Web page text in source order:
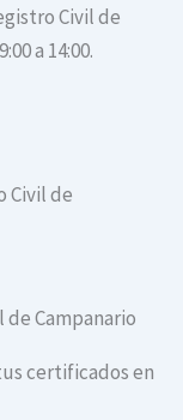
Civil de
a 14:00.
Civil de
Campanario
certificados en